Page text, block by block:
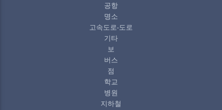
공항
명소
고속도로-도로
기타
보
버스
점
학교
병원
지하철